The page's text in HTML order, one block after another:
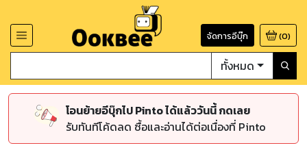
จัดการอีบุ๊ก (0)
ทั้งหมด
โอนย้ายอีบุ๊กไป Pinto ได้แล้ววันนี้ กดเลย
รับทันทีโค้ดลด ซื้อและอ่านได้ต่อเนื่องที่ Pinto